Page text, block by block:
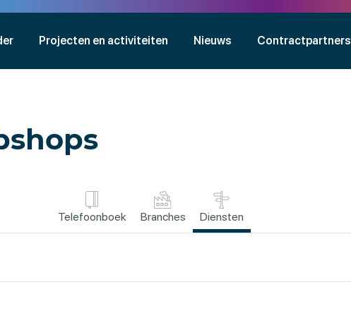
Projecten en activiteiten Nieuws Contractpartners
Telefoonboek Branches Diensten